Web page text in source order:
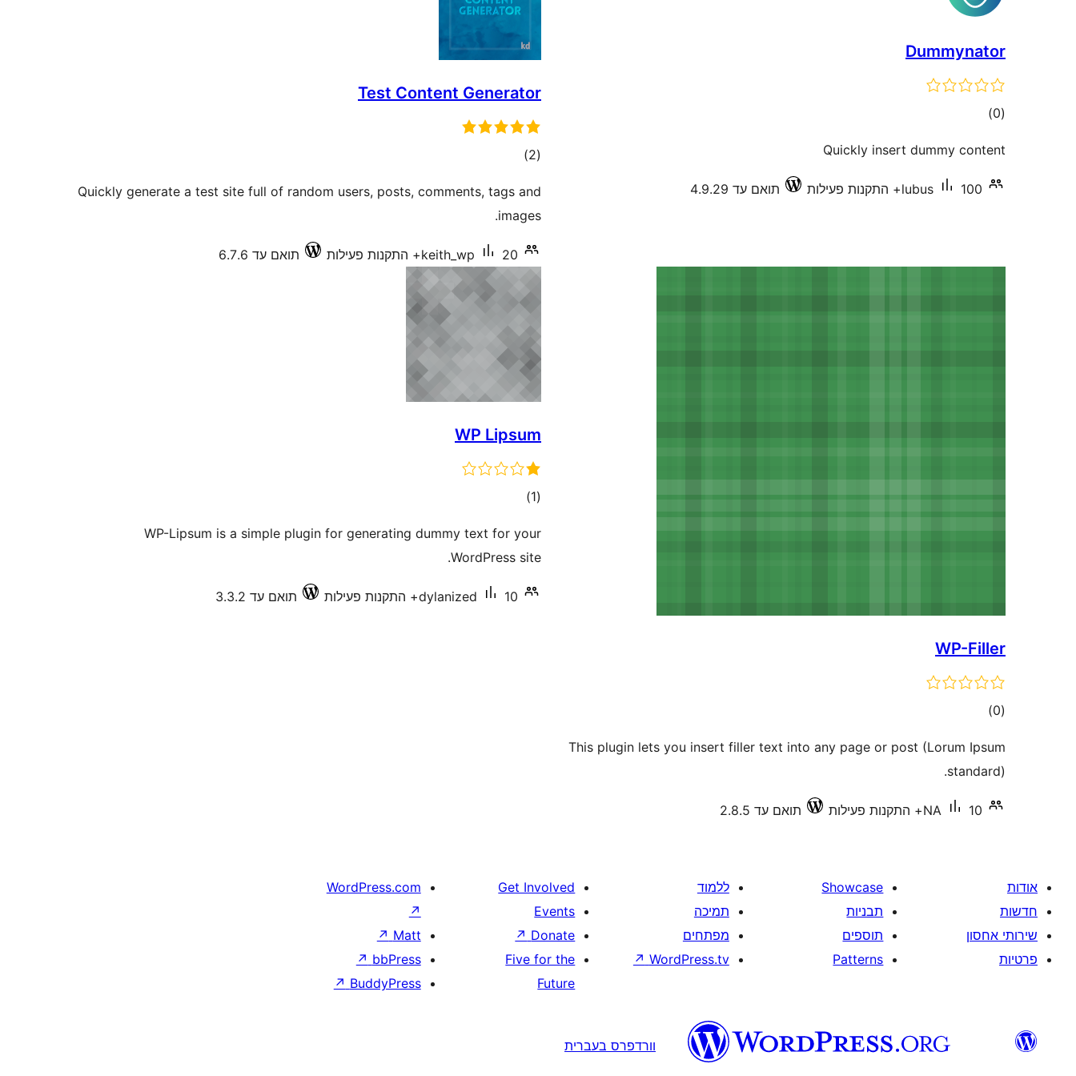
Dummynator
(0 דרוגים)
Quickly insert dummy content
lubus 100+ התקנות פעילות תואם עד 4.9.29
Test Content Generator
(2 דרוגים)
Quickly generate a test site full of random users, posts, comments, tags and
images.
keith_wp 20+ התקנות פעילות תואם עד 6.7.6
WP-Filler
(0 דרוגים)
This plugin lets you insert filler text into any page or post (Lorum Ipsum
standard).
NA 10+ התקנות פעילות תואם עד 2.8.5
WP Lipsum
(1 דרוגים)
WP-Lipsum is a simple plugin for generating dummy text for your
WordPress site.
dylanized 10+ התקנות פעילות תואם עד 3.3.2
אודות
חדשות
שירותי אחסון
פרטיות
Showcase
תבניות
תוספים
Patterns
ללמוד
תמיכה
מפתחים
WordPress.tv
↗
Get Involved
Events
Donate
↗
Five for the
Future
WordPress.com
↗
Matt
↗
bbPress
↗
BuddyPress
↗
וורדפרס בעברית